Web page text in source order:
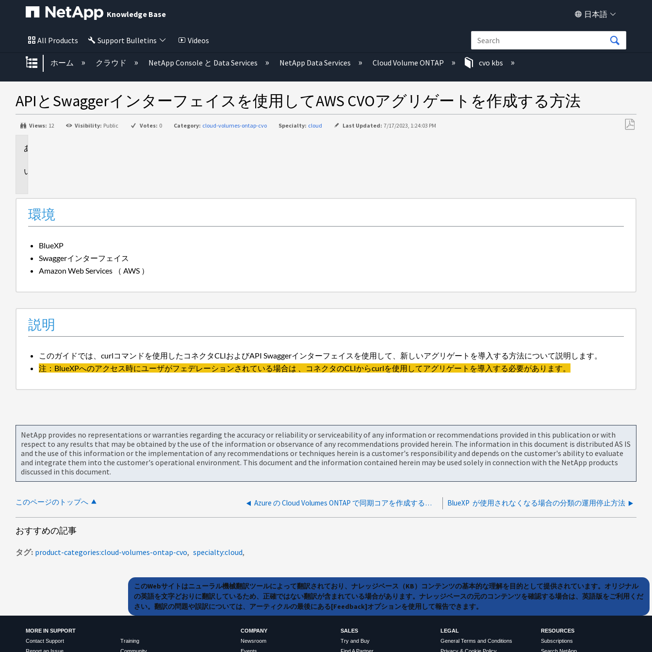
Knowledge Base 日本語
All Products Support Bulletins Videos
グローバル階層を展開/折りたたむ
ホーム クラウド NetApp Console と Data Services NetApp Data Services Cloud Volume ONTAP cvo kbs
APIとSwaggerインターフェイスを使用してAWS CVOアグリゲートを作成する方法
Views: 12 Visibility: Public Votes: 0 Category: cloud-volumes-ontap-cvo Specialty: cloud Last Updated: 7/17/2023, 1:24:03 PM
環境
BlueXP
Swaggerインターフェイス
Amazon Web Services （ AWS ）
説明
このガイドでは、curlコマンドを使用したコネクタCLIおよびAPI Swaggerインターフェイスを使用して、新しいアグリゲートを導入する方法について説明します。
注：BlueXPへのアクセス時にユーザがフェデレーションされている場合は 、コネクタのCLIからcurlを使用してアグリゲートを導入する必要があります。
NetApp provides no representations or warranties regarding the accuracy or reliability or serviceability of any information or recommendations provided in this publication or with
respect to any results that may be obtained by the use of the information or observance of any recommendations provided herein. The information in this document is distributed AS IS
and the use of this information or the implementation of any recommendations or techniques herein is a customer's responsibility and depends on the customer's ability to evaluate
and integrate them into the customer's operational environment. This document and the information contained herein may be used solely in connection with the NetApp products
discussed in this document.
このページのトップへ Azure の Cloud Volumes ONTAP で同期コアを作成する方法 BlueXP が使用されなくなる場合の分類の運用停止方法
おすすめの記事
タグ product-categories:cloud-volumes-ontap-cvo specialty:cloud
このWebサイトはニューラル機械翻訳ツールによって翻訳されており、ナレッジベース（KB）コンテンツの基本的な理解を目的として提供されています。オリジナル
の英語を文字どおりに翻訳しているため、正確ではない翻訳が含まれている場合があります。ナレッジベースの元のコンテンツを確認する場合は、英語版をご利用くだ
さい。翻訳の問題や誤訳については、アーティクルの最後にある[Feedback]オプションを使用して報告できます。
MORE IN SUPPORT
Contact Support
Training
COMPANY
Newsroom
SALES
Try and Buy
LEGAL
General Terms and Conditions
RESOURCES
Subscriptions